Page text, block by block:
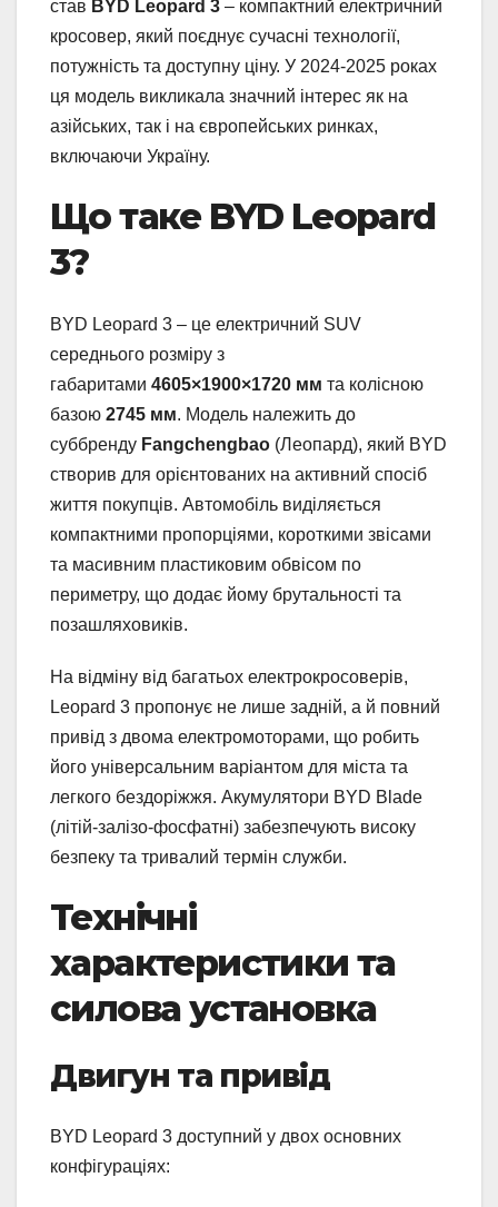
став BYD Leopard 3 – компактний електричний
кросовер, який поєднує сучасні технології,
потужність та доступну ціну. У 2024-2025 роках
ця модель викликала значний інтерес як на
азійських, так і на європейських ринках,
включаючи Україну.
Що таке BYD Leopard
3?
BYD Leopard 3 – це електричний SUV
середнього розміру з
габаритами 4605×1900×1720 мм та колісною
базою 2745 мм. Модель належить до
суббренду Fangchengbao (Леопард), який BYD
створив для орієнтованих на активний спосіб
життя покупців. Автомобіль виділяється
компактними пропорціями, короткими звісами
та масивним пластиковим обвісом по
периметру, що додає йому брутальності та
позашляховиків.
На відміну від багатьох електрокросоверів,
Leopard 3 пропонує не лише задній, а й повний
привід з двома електромоторами, що робить
його універсальним варіантом для міста та
легкого бездоріжжя. Акумулятори BYD Blade
(літій-залізо-фосфатні) забезпечують високу
безпеку та тривалий термін служби.
Технічні
характеристики та
силова установка
Двигун та привід
BYD Leopard 3 доступний у двох основних
конфігураціях: